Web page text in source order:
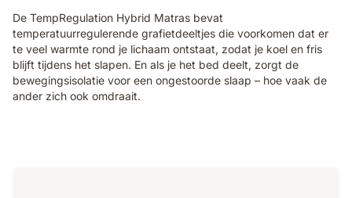
De TempRegulation Hybrid Matras bevat
temperatuurregulerende grafietdeeltjes die voorkomen dat er
te veel warmte rond je lichaam ontstaat, zodat je koel en fris
blijft tijdens het slapen. En als je het bed deelt, zorgt de
bewegingsisolatie voor een ongestoorde slaap – hoe vaak de
ander zich ook omdraait.